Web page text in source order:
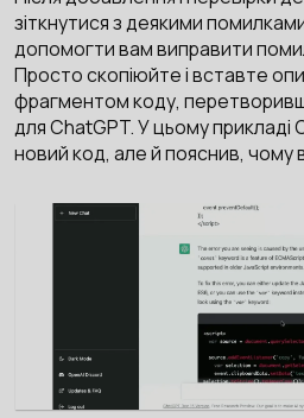
зіткнутися з деякими
допомогти вам виправити
Просто скопіюйте і вставте
фрагментом коду,
для ChatGPT. У цьому
новий код, але й пояснив, чому